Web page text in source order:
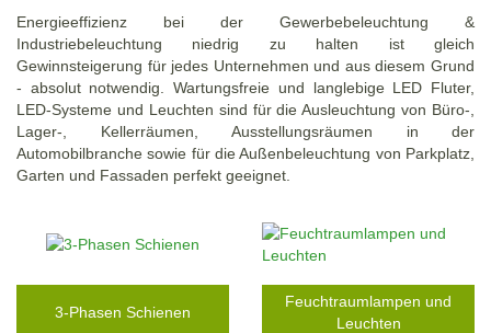
Energieeffizienz bei der Gewerbebeleuchtung &
Industriebeleuchtung niedrig zu halten ist gleich
Gewinnsteigerung für jedes Unternehmen und aus diesem Grund
- absolut notwendig. Wartungsfreie und langlebige LED Fluter,
LED-Systeme und Leuchten sind für die Ausleuchtung von Büro-,
Lager-, Kellerräumen, Ausstellungsräumen in der
Automobilbranche sowie für die Außenbeleuchtung von Parkplatz,
Garten und Fassaden perfekt geeignet.
3-Phasen Schienen
Feuchtraumlampen und
Leuchten